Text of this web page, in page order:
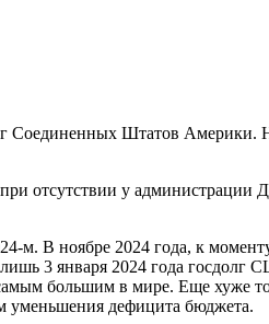
Соединенных Штатов
отсутствии у администрации
В ноябре 2024 года, к
3 января 2024 года госдолг
большим в мире. Еще хуже
уменьшения дефицита бюджета.